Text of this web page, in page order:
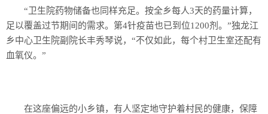
“卫生院药物储备也同样充足。按全乡每人3天的药量计算，
足以覆盖过节期间的需求。第4针疫苗也已到位1200剂。”独龙江
乡中心卫生院副院长丰秀琴说，“不仅如此，每个村卫生室还配有
血氧仪。”
在这座偏远的小乡镇，有人坚定地守护着村民的健康，保障